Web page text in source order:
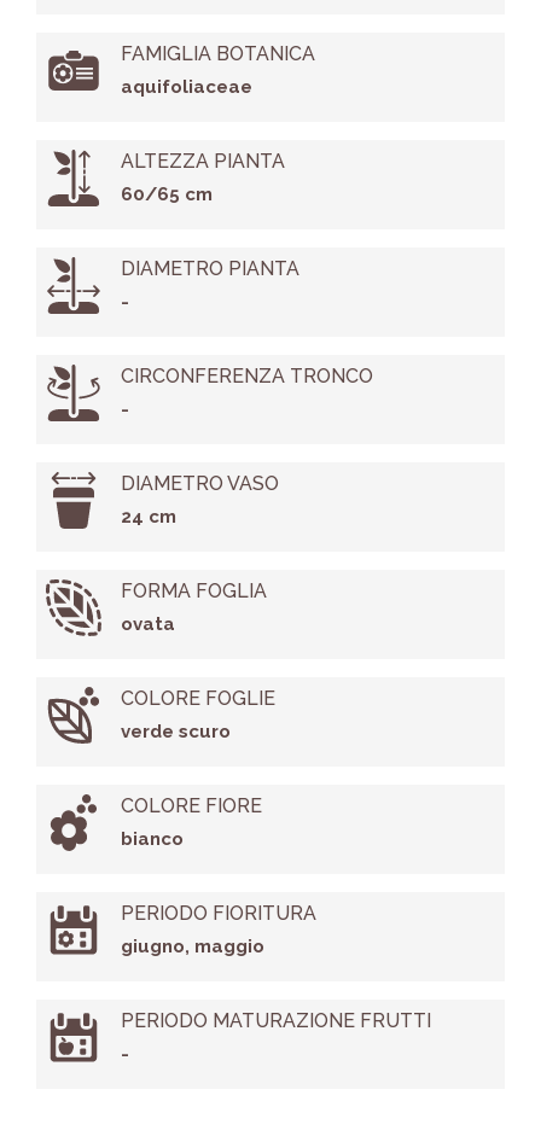
FAMIGLIA BOTANICA
aquifoliaceae
ALTEZZA PIANTA
60/65 cm
DIAMETRO PIANTA
-
CIRCONFERENZA TRONCO
-
DIAMETRO VASO
24 cm
FORMA FOGLIA
ovata
COLORE FOGLIE
verde scuro
COLORE FIORE
bianco
PERIODO FIORITURA
giugno, maggio
PERIODO MATURAZIONE FRUTTI
-